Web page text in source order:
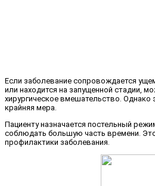
Если заболевание сопровождается
или находится на запущенной стадии,
хирургическое вмешательство. Однако
крайняя мера.
Пациенту назначается постельный
соблюдать большую часть времени.
профилактики заболевания.